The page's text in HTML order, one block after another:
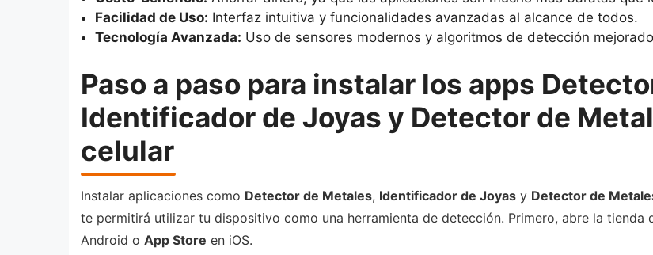
Facilidad de Uso: Interfaz intuitiva y funcionalidades avanzadas al alcance de todos.
Tecnología Avanzada: Uso de sensores modernos y algoritmos de detección
Paso a paso para instalar los apps
Identificador de Joyas y Detector de
celular
Instalar aplicaciones como Detector de Metales, Identificador de Joyas y Detector de
te permitirá utilizar tu dispositivo como una herramienta de detección. Primero, abre la tienda
Android o App Store en iOS.